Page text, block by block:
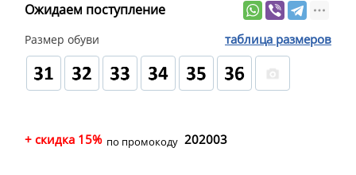
Ожидаем поступление
Размер обуви таблица размеров
+ скидка 15% по промокоду 202003